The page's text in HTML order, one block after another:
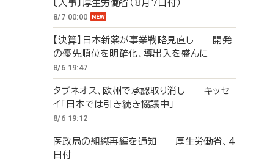
〔人事〕厚生労働省（8月7日付）
8/7 00:00
【決算】日本新薬が事業戦略見直し 開発
の優先順位を明確化、導出入を盛んに
8/6 19:47
タブネオス、欧州で承認取り消し キッセ
イ「日本では引き続き協議中」
8/6 19:12
医政局の組織再編を通知 厚生労働省、4
日付